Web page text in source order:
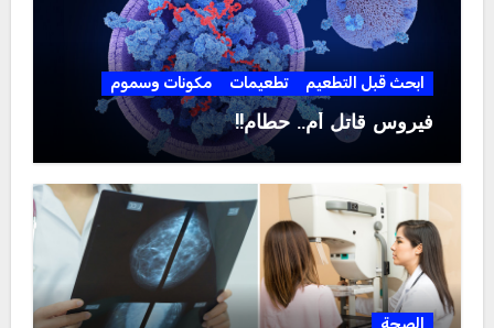
ابحث قبل التطعيم تطعيمات مكونات وسموم
فيروس قاتل أم.. حطام!!